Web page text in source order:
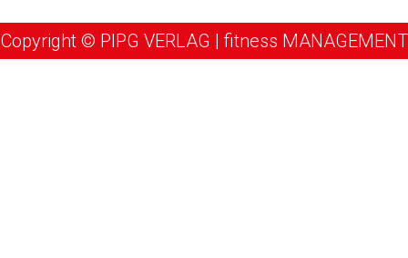
Copyright © PIPG VERLAG | fitness MANAGEMENT